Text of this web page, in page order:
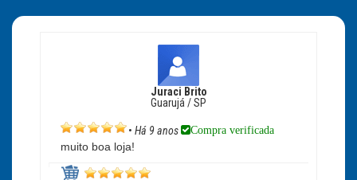
Juraci Brito
Guarujá / SP
• Há 9 anos Compra verificada
muito boa loja!